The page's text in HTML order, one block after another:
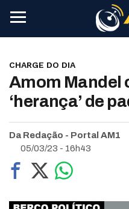
CHARGE DO DIA
Amom Mandel
‘herança’ de
Da Redação - Portal AM1
05/03/23 - 16h43